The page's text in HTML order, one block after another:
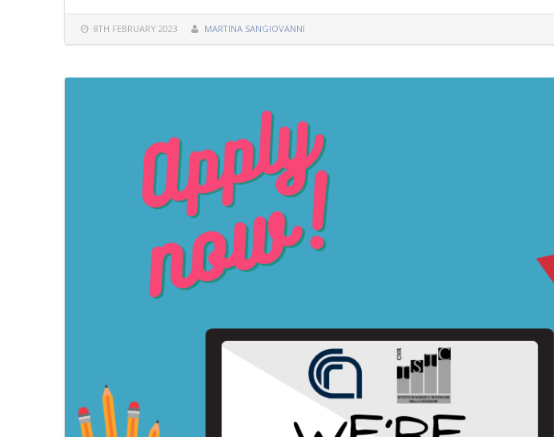
8TH FEBRUARY 2023 MARTINA SANGIOVANNI